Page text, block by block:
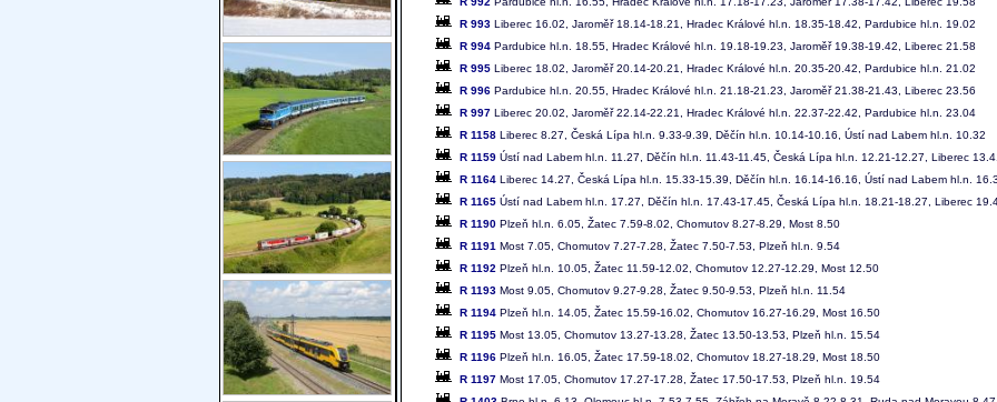
R 993 Liberec 16.02, Jaroměř 18.14-18.21, Hradec Králové hl.n. 18.35-18.42, Pardubice hl.n. 19.02
R 994 Pardubice hl.n. 18.55, Hradec Králové hl.n. 19.18-19.23, Jaroměř 19.38-19.42, Liberec 21.58
R 995 Liberec 18.02, Jaroměř 20.14-20.21, Hradec Králové hl.n. 20.35-20.42, Pardubice hl.n. 21.02
R 996 Pardubice hl.n. 20.55, Hradec Králové hl.n. 21.18-21.23, Jaroměř 21.38-21.43, Liberec 23.56
R 997 Liberec 20.02, Jaroměř 22.14-22.21, Hradec Králové hl.n. 22.37-22.42, Pardubice hl.n. 23.04
R 1158 Liberec 8.27, Česká Lípa hl.n. 9.33-9.39, Děčín hl.n. 10.14-10.16, Ústí nad Labem hl.n. 10.32
R 1159 Ústí nad Labem hl.n. 11.27, Děčín hl.n. 11.43-11.45, Česká Lípa hl.n. 12.21-12.27, Liberec
R 1164 Liberec 14.27, Česká Lípa hl.n. 15.33-15.39, Děčín hl.n. 16.14-16.16, Ústí nad Labem hl.n.
R 1165 Ústí nad Labem hl.n. 17.27, Děčín hl.n. 17.43-17.45, Česká Lípa hl.n. 18.21-18.27, Liberec
R 1190 Plzeň hl.n. 6.05, Žatec 7.59-8.02, Chomutov 8.27-8.29, Most 8.50
R 1191 Most 7.05, Chomutov 7.27-7.28, Žatec 7.50-7.53, Plzeň hl.n. 9.54
R 1192 Plzeň hl.n. 10.05, Žatec 11.59-12.02, Chomutov 12.27-12.29, Most 12.50
R 1193 Most 9.05, Chomutov 9.27-9.28, Žatec 9.50-9.53, Plzeň hl.n. 11.54
R 1194 Plzeň hl.n. 14.05, Žatec 15.59-16.02, Chomutov 16.27-16.29, Most 16.50
R 1195 Most 13.05, Chomutov 13.27-13.28, Žatec 13.50-13.53, Plzeň hl.n. 15.54
R 1196 Plzeň hl.n. 16.05, Žatec 17.59-18.02, Chomutov 18.27-18.29, Most 18.50
R 1197 Most 17.05, Chomutov 17.27-17.28, Žatec 17.50-17.53, Plzeň hl.n. 19.54